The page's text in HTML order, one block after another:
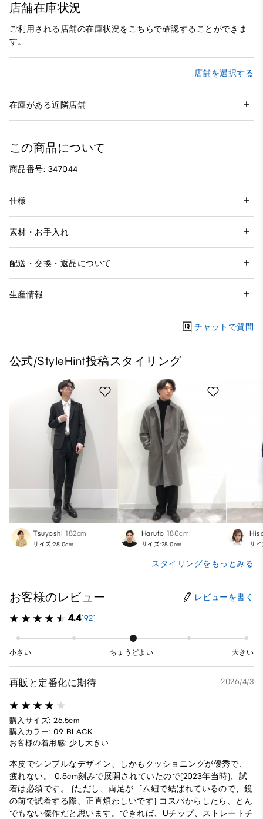
店舗在庫状況
ご利用される店舗の在庫状況をこちらで確認することができま
す。
店舗を選択する
在庫がある近隣店舗
この商品について
商品番号: 347044
仕様
素材・お手入れ
配送・交換・返品について
生産情報
チャットで質問
公式/StyleHint投稿スタイリング
Tsuyoshi 182cm
サイズ:28.0cm
Haruto 180cm
サイズ:28.0cm サ
スタイリングをもっとみる
お客様のレビュー レビューを書く
4.4(92)
小さい ちょうどよい 大きい
再販と定番化に期待 2026/4/3
購入サイズ: 26.5cm
購入カラー: 09 BLACK
お客様の着用感: 少し大きい
本皮でシンプルなデザイン、しかもクッショニングが優秀で、
疲れない。 0.5cm刻みで展開されていたので(2023年当時)、試
着は必須です。 (ただし、両足がゴム紐で結ばれているので、鏡
の前で試着する際、正直煩わしいです) コスパからしたら、とん
でもない傑作だと思います。できれば、Uチップ、ストレートチ